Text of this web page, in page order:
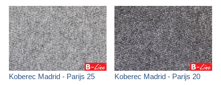
Koberec Madrid - Parijs 25 Koberec Madrid - Parijs 20